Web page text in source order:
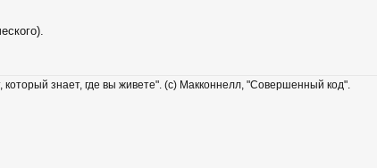
знает, где вы живете". (с) Макконнелл, "Совершенный код".